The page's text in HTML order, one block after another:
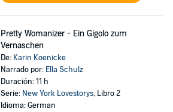
Pretty Womanizer - Ein Gigolo zum
Vernaschen
De: Karin Koenicke
Narrado por: Ella Schulz
Duración: 11 h
Serie: New York Lovestorys, Libro 2
Idioma: German